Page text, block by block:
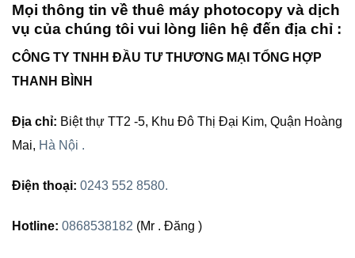
Mọi thông tin về thuê máy photocopy và dịch
vụ của chúng tôi vui lòng liên hệ đến địa chỉ :
CÔNG TY TNHH ĐẦU TƯ THƯƠNG MẠI TỔNG HỢP
THANH BÌNH
Địa chỉ: Biệt thự TT2 -5, Khu Đô Thị Đại Kim, Quận Hoàng
Mai, Hà Nội .
Điện thoại: 0243 552 8580.
Hotline: 0868538182 (Mr . Đăng )